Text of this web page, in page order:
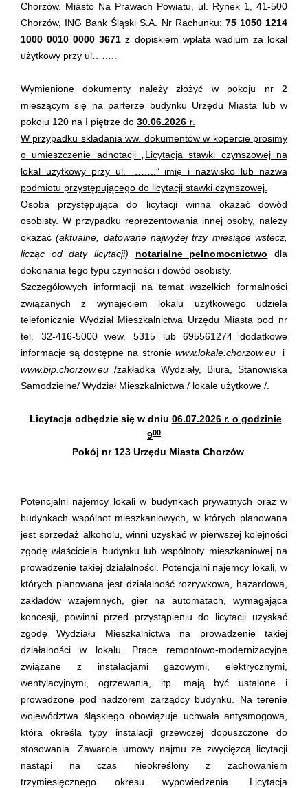
Chorzów. Miasto Na Prawach Powiatu, ul. Rynek 1, 41-500
Chorzów, ING Bank Śląski S.A. Nr Rachunku: 75 1050 1214
1000 0010 0000 3671 z dopiskiem wpłata wadium za lokal
użytkowy przy ul……..
Wymienione dokumenty należy złożyć w pokoju nr 2
mieszącym się na parterze budynku Urzędu Miasta lub w
pokoju 120 na I piętrze do 30.06.2026 r.
W przypadku składania ww. dokumentów w kopercie prosimy
o umieszczenie adnotacji „Licytacja stawki czynszowej na
lokal użytkowy przy ul. ……..” imię i nazwisko lub nazwa
podmiotu przystępującego do licytacji stawki czynszowej.
Osoba przystępująca do licytacji winna okazać dowód
osobisty. W przypadku reprezentowania innej osoby, należy
okazać(aktualne, datowane najwyżej trzy miesiące wstecz,
licząc od daty licytacji)
notarialne pełnomocnictwo dla
dokonania tego typu czynności i dowód osobisty.
Szczegółowych informacji na temat wszelkich formalności
związanych z wynajęciem lokalu użytkowego udziela
telefonicznie Wydział Mieszkalnictwa Urzędu Miasta pod nr
tel. 32-416-5000 wew. 5315 lub 695561274 dodatkowe
informacje są dostępne na stronie www.lokale.chorzow.eui
www.bip.chorzow.eu /zakładka Wydziały, Biura, Stanowiska
Samodzielne/ Wydział Mieszkalnictwa / lokale użytkowe /.
Licytacja odbędzie się w dniu 06.07.2026 r. o godzinie
900
Pokój nr 123 Urzędu Miasta Chorzów
Potencjalni najemcy lokali w budynkach prywatnych oraz w
budynkach wspólnot mieszkaniowych, w których planowana
jest sprzedaż alkoholu, winni uzyskać w pierwszej kolejności
zgodę właściciela budynku lub wspólnoty mieszkaniowej na
prowadzenie takiej działalności. Potencjalni najemcy lokali, w
których planowana jest działalność rozrywkowa, hazardowa,
zakładów wzajemnych, gier na automatach, wymagająca
koncesji, powinni przed przystąpieniu do licytacji uzyskać
zgodę Wydziału Mieszkalnictwa na prowadzenie takiej
działalności w lokalu. Prace remontowo-modernizacyjne
związane z instalacjami gazowymi, elektrycznymi,
wentylacyjnymi, ogrzewania, itp. mają być ustalone i
prowadzone pod nadzorem zarządcy budynku. Na terenie
województwa śląskiego obowiązuje uchwała antysmogowa,
która określa typy instalacji grzewczej dopuszczone do
stosowania. Zawarcie umowy najmu ze zwycięzcą licytacji
nastąpi na czas nieokreślony z zachowaniem
trzymiesięcznego okresu wypowiedzenia. Licytacja